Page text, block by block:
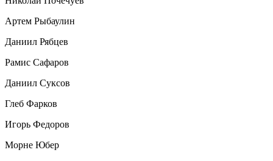
Артем Рыбаулин
Даниил Рябцев
Рамис Сафаров
Даниил Суксов
Глеб Фарков
Игорь Федоров
Морне Юбер